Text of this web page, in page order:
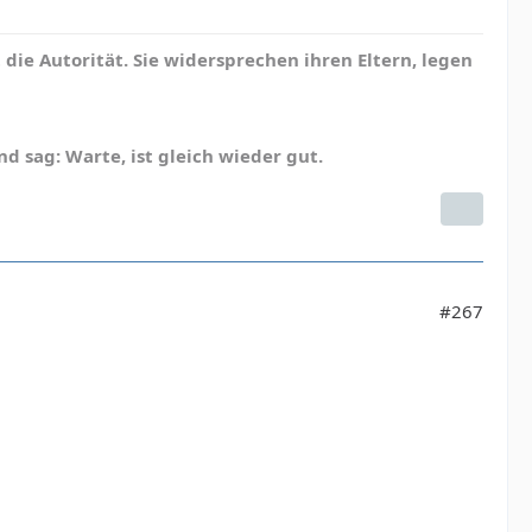
Autorität. Sie widersprechen ihren Eltern, legen
sag: Warte, ist gleich wieder gut.
#267